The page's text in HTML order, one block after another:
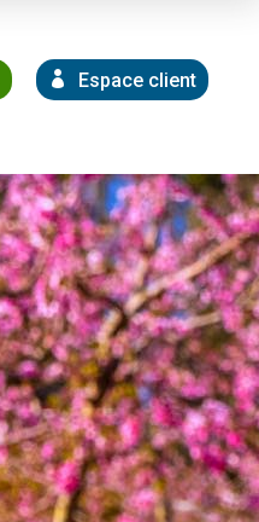
Espace client